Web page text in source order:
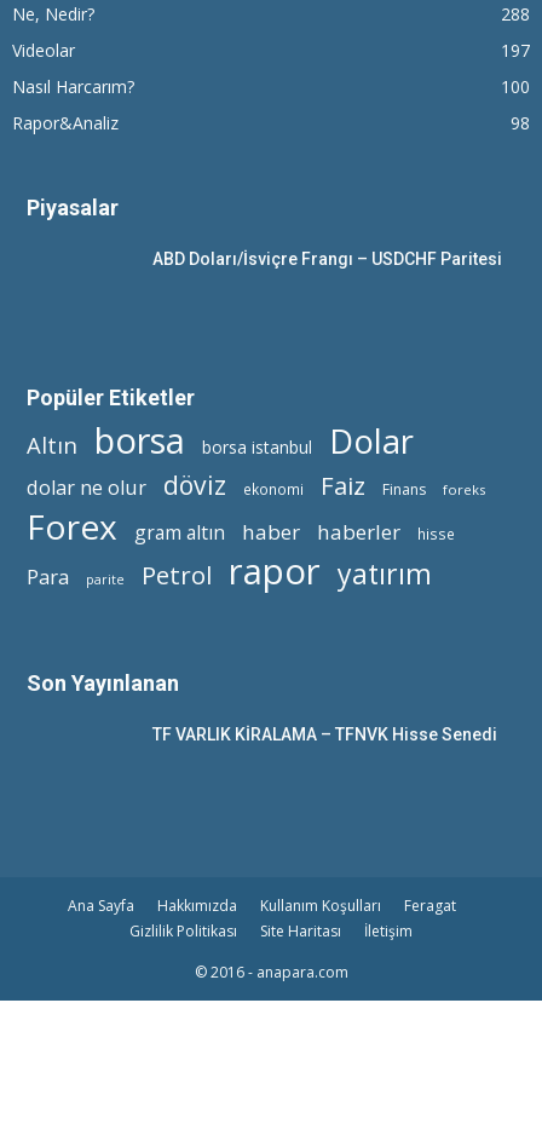
Ne, Nedir?
288
Videolar
197
Nasıl Harcarım?
100
Rapor&Analiz
98
Piyasalar
ABD Doları/İsviçre Frangı – USDCHF Paritesi
Popüler Etiketler
Altın borsa borsa istanbul Dolar
dolar ne olur döviz ekonomi Faiz Finans foreks
Forex gram altın haber haberler hisse
Para parite Petrol rapor yatırım
Son Yayınlanan
TF VARLIK KİRALAMA – TFNVK Hisse Senedi
Ana Sayfa Hakkımızda Kullanım Koşulları
Feragat
Gizlilik Politikası
Site Haritası
İletişim
© 2016 - anapara.com